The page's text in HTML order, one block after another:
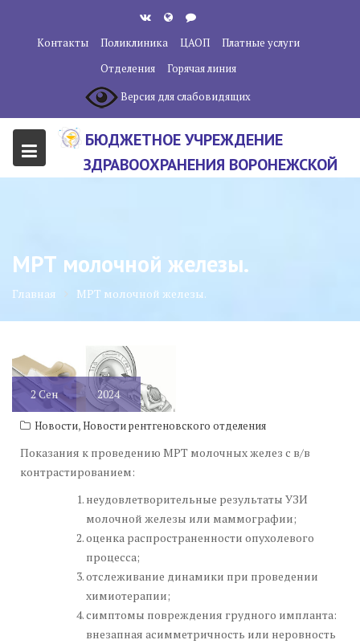
содержанию
Контакты Поликлиника ЦАОП
Платные услуги
Отделения
Горячая линия
Версия для слабовидящих
БЮДЖЕТНОЕ УЧРЕЖДЕНИЕ
ЗДРАВООХРАНЕНИЯ ВОРОНЕЖСКОЙ
ЦЕНТР"
МРТ молочной железы.
Главная МРТ молочной железы.
2Сен 2024
Новости,Новости рентгеновского отделения
Показания к проведению МРТ молочных желез с в/в
контрастированием:
неудовлетворительные результаты УЗИ
молочной железы или маммографии;
оценка распространенности опухолевого
процесса;
отслеживание динамики при проведении
химиотерапии;
симптомы повреждения грудного импланта:
внезапная асимметричность или неровность